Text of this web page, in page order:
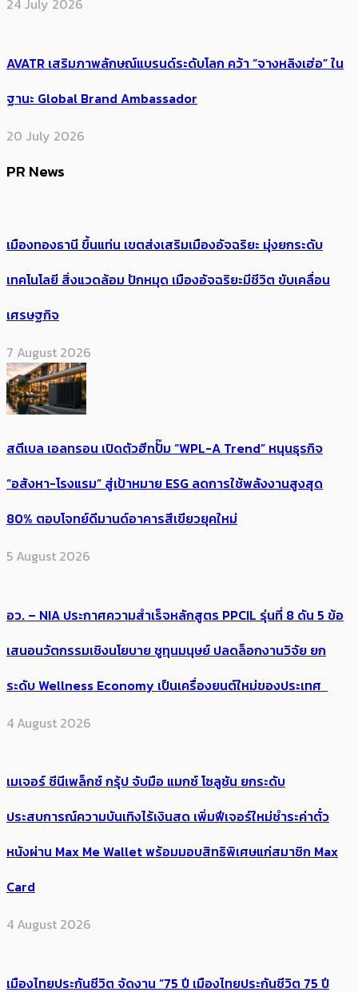
24 July 2026
AVATR เสริมภาพลักษณ์แบรนด์ระดับโลก คว้า “จางหลิงเฮ่อ” ใน
ฐานะ Global Brand Ambassador
20 July 2026
PR News
เมืองทองธานี ขึ้นแท่น เขตส่งเสริมเมืองอัจฉริยะ มุ่งยกระดับ
เทคโนโลยี สิ่งแวดล้อม ปักหมุด เมืองอัจฉริยะมีชีวิต ขับเคลื่อน
เศรษฐกิจ
7 August 2026
สตีเบล เอลทรอน เปิดตัวฮีทปั๊ม “WPL-A Trend” หนุนธุรกิจ
“อสังหา-โรงแรม” สู่เป้าหมาย ESG ลดการใช้พลังงานสูงสุด
80% ตอบโจทย์ดีมานด์อาคารสีเขียวยุคใหม่
5 August 2026
อว. – NIA ประกาศความสำเร็จหลักสูตร PPCIL รุ่นที่ 8 ดัน 5 ข้อ
เสนอนวัตกรรมเชิงนโยบาย ชูทุนมนุษย์ ปลดล็อกงานวิจัย ยก
ระดับ Wellness Economy เป็นเครื่องยนต์ใหม่ของประเทศ
4 August 2026
เมเจอร์ ซีนีเพล็กซ์ กรุ้ป จับมือ แมกซ์ โซลูชัน ยกระดับ
ประสบการณ์ความบันเทิงไร้เงินสด เพิ่มฟีเจอร์ใหม่ชำระค่าตั๋ว
หนังผ่าน Max Me Wallet พร้อมมอบสิทธิพิเศษแก่สมาชิก Max
Card
4 August 2026
เมืองไทยประกันชีวิต จัดงาน “75 ปี เมืองไทยประกันชีวิต 75 ปี